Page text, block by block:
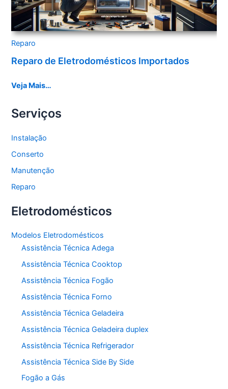
Reparo
Reparo de Eletrodomésticos Importados
Veja Mais…
Serviços
Instalação
Conserto
Manutenção
Reparo
Eletrodomésticos
Modelos Eletrodomésticos
Assistência Técnica Adega
Assistência Técnica Cooktop
Assistência Técnica Fogão
Assistência Técnica Forno
Assistência Técnica Geladeira
Assistência Técnica Geladeira duplex
Assistência Técnica Refrigerador
Assistência Técnica Side By Side
Fogão a Gás